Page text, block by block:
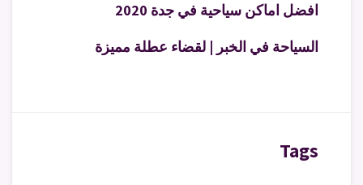
افضل اماكن سياحية في جدة 2020
السياحة في الخبر | لقضاء عطلة مميزة
Tags